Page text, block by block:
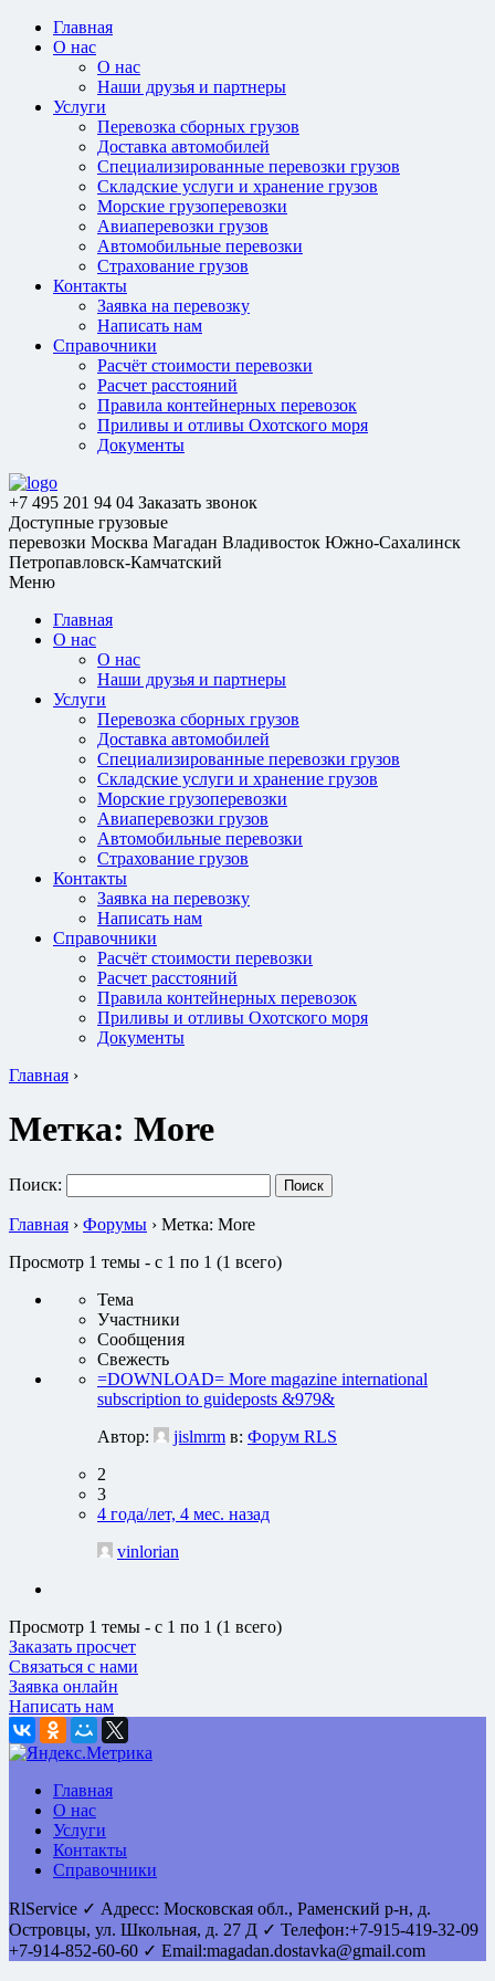
Главная
О нас
О нас
Наши друзья и партнеры
Услуги
Перевозка сборных грузов
Доставка автомобилей
Специализированные перевозки грузов
Складские услуги и хранение грузов
Морские грузоперевозки
Авиаперевозки грузов
Автомобильные перевозки
Страхование грузов
Контакты
Заявка на перевозку
Написать нам
Справочники
Расчёт стоимости перевозки
Расчет расстояний
Правила контейнерных перевозок
Приливы и отливы Охотского моря
Документы
+7 495 201 94 04 Заказать звонок
Доступные грузовые
перевозки Москва Магадан Владивосток Южно-Сахалинск
Петропавловск-Камчатский
Меню
Главная
О нас
О нас
Наши друзья и партнеры
Услуги
Перевозка сборных грузов
Доставка автомобилей
Специализированные перевозки грузов
Складские услуги и хранение грузов
Морские грузоперевозки
Авиаперевозки грузов
Автомобильные перевозки
Страхование грузов
Контакты
Заявка на перевозку
Написать нам
Справочники
Расчёт стоимости перевозки
Расчет расстояний
Правила контейнерных перевозок
Приливы и отливы Охотского моря
Документы
Главная ›
Метка: More
Поиск:
Главная › Форумы › Метка: More
Просмотр 1 темы - с 1 по 1 (1 всего)
Тема
Участники
Сообщения
Свежесть
=DOWNLOAD= More magazine international
subscription to guideposts &979&
Автор:
jislmrm в: Форум RLS
2
3
4 года/лет, 4 мес. назад
vinlorian
Просмотр 1 темы - с 1 по 1 (1 всего)
Заказать просчет
Связаться с нами
Заявка онлайн
Написать нам
Главная
О нас
Услуги
Контакты
Справочники
RlService ✓ Адресс: Московская обл., Раменский р-н, д.
Островцы, ул. Школьная, д. 27 Д ✓ Телефон:+7-915-419-32-09
+7-914-852-60-60 ✓ Email:magadan.dostavka@gmail.com